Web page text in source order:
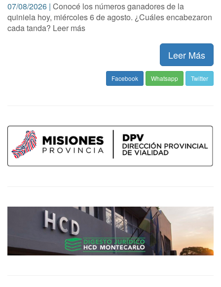
07/08/2026 | Conocé los números ganadores de la
quiniela hoy, miércoles 6 de agosto. ¿Cuáles encabezaron
cada tanda? Leer más
Leer Más
Facebook Whatsapp Twitter